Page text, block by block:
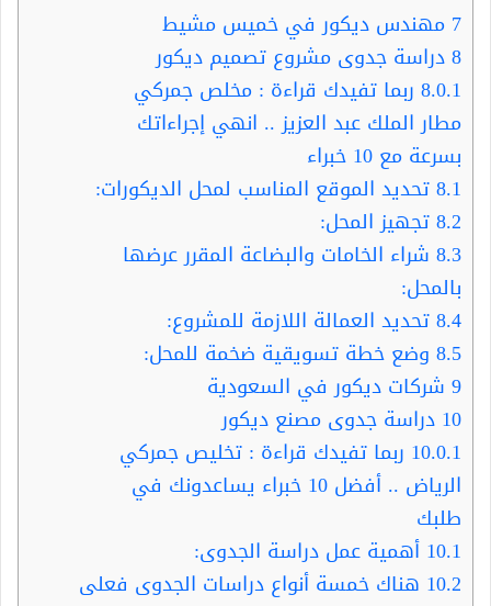
7 مهندس ديكور في خميس مشيط
8دراسة جدوى مشروع تصميم ديكور
8.0.1 ربما تفيدك قراءة : مخلص جمركي
مطار الملك عبد العزيز .. انهي إجراءاتك
بسرعة مع 10 خبراء
8.1تحديد الموقع المناسب لمحل الديكورات:
8.2تجهيز المحل:
8.3 شراء الخامات والبضاعة المقرر عرضها
بالمحل:
8.4تحديد العمالة اللازمة للمشروع:
8.5 وضع خطة تسويقية ضخمة للمحل:
9 شركات ديكور في السعودية
10 دراسة جدوى مصنع ديكور
10.0.1 ربما تفيدك قراءة : تخليص جمركي
الرياض .. أفضل 10 خبراء يساعدونك في
طلبك
10.1 أهمية عمل دراسة الجدوى:
10.2 هناك خمسة أنواع دراسات الجدوى فعلى